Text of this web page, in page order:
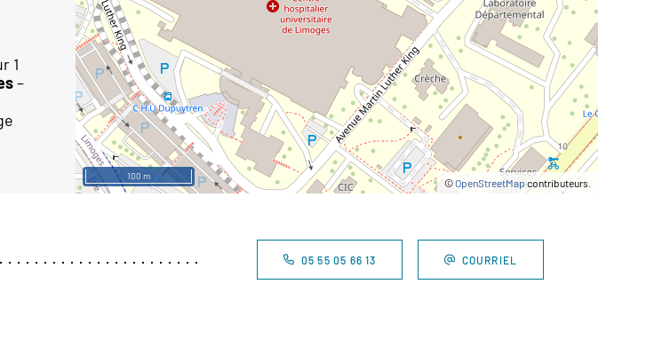
1
–
©OpenStreetMapcontributeurs.
100 m
05 55 05 66 13 COURRIEL